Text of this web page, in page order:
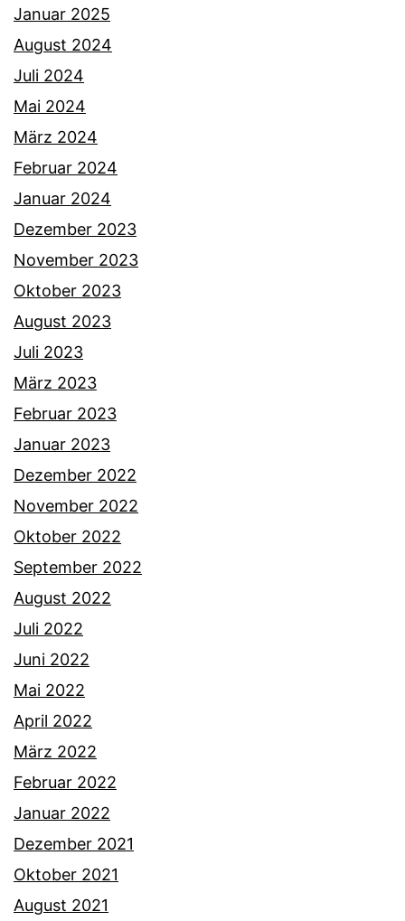
Januar 2025
August 2024
Juli 2024
Mai 2024
März 2024
Februar 2024
Januar 2024
Dezember 2023
November 2023
Oktober 2023
August 2023
Juli 2023
März 2023
Februar 2023
Januar 2023
Dezember 2022
November 2022
Oktober 2022
September 2022
August 2022
Juli 2022
Juni 2022
Mai 2022
April 2022
März 2022
Februar 2022
Januar 2022
Dezember 2021
Oktober 2021
August 2021